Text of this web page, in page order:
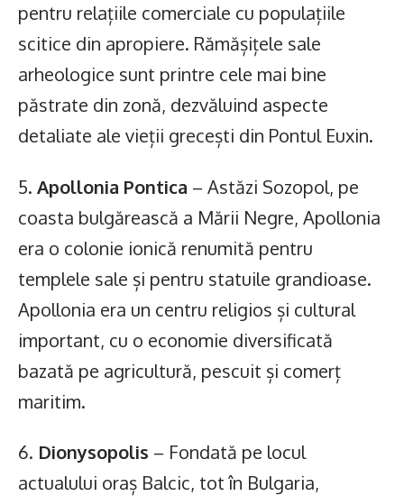
pentru relațiile comerciale cu populațiile
scitice din apropiere. Rămășițele sale
arheologice sunt printre cele mai bine
păstrate din zonă, dezvăluind aspecte
detaliate ale vieții grecești din Pontul Euxin.
5. Apollonia Pontica – Astăzi Sozopol, pe
coasta bulgărească a Mării Negre, Apollonia
era o colonie ionică renumită pentru
templele sale și pentru statuile grandioase.
Apollonia era un centru religios și cultural
important, cu o economie diversificată
bazată pe agricultură, pescuit și comerț
maritim.
6. Dionysopolis – Fondată pe locul
actualului oraș Balcic, tot în Bulgaria,